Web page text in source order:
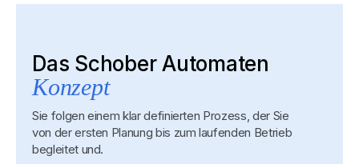
Das Schober Automaten
Konzept
Sie folgen einem klar definierten Prozess, der Sie
von der ersten Planung bis zum laufenden Betrieb
begleitet und.